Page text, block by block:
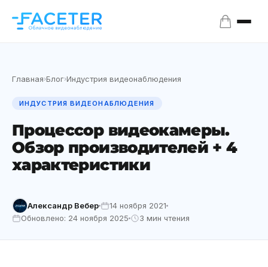
Главная›Блог›Индустрия видеонаблюдения
ИНДУСТРИЯ ВИДЕОНАБЛЮДЕНИЯ
Процессор видеокамеры.
Обзор производителей + 4
характеристики
Александр Вебер
14 ноября 2021
Обновлено: 24 ноября 2025
3 мин чтения